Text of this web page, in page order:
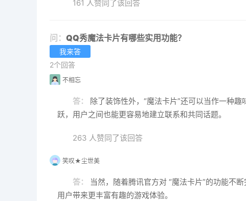
161 人赞同了该回答
问： QQ秀魔法卡片有哪些实用功能？
我来答
2个回答
不相忘
答：
除了装饰性外，“魔法卡片”还可以当作一种
跃，用户之间也能更容易地建立联系和共同话题。
263 人赞同了该回答
笑叹★尘世美
答：
当然，随着腾讯官方对 “魔法卡片”的功能不
用户带来更丰富有趣的游戏体验。